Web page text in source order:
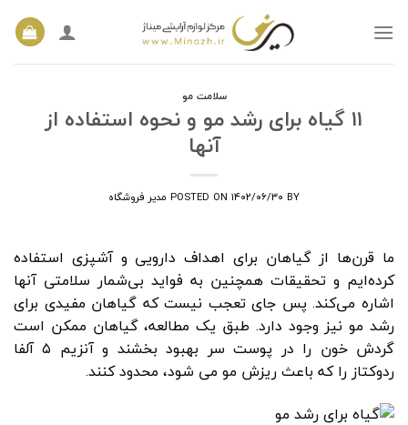
سلامت مو
۱۱ گیاه برای رشد مو و نحوه استفاده از
آنها
POSTED ON ۱۴۰۲/۰۶/۳۰ BY مدیر فروشگاه
ما قرن‌ها از گیاهان برای اهداف دارویی و آشپزی استفاده
کرده‌ایم و تحقیقات همچنین به فواید بی‌شمار سلامتی آنها
اشاره می‌کند. پس جای تعجب نیست که گیاهان مفیدی برای
رشد مو نیز وجود دارد. طبق یک مطالعه، گیاهان ممکن است
گردش خون را در پوست سر بهبود بخشند و آنزیم ۵ آلفا
ردوکتاز را که باعث ریزش مو می شود، محدود کنند.